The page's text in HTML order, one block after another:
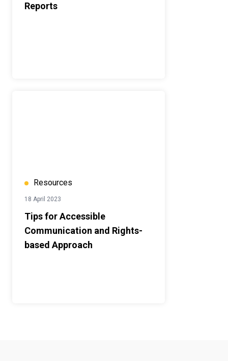
Reports
Resources
18 April 2023
Tips for Accessible
Communication and Rights-
based Approach